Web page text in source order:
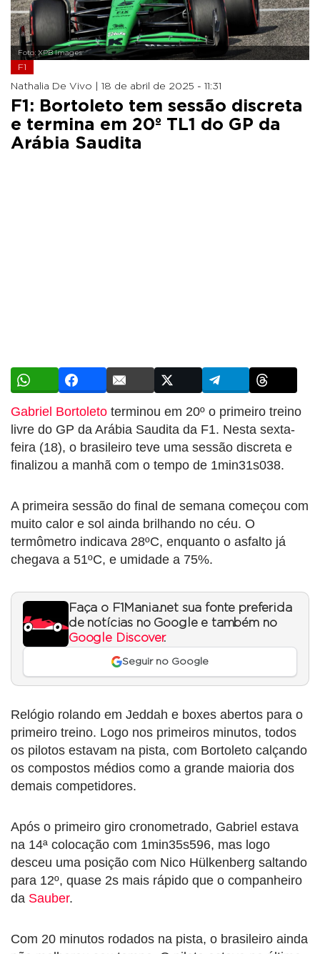
Foto: XPB Images
F1
Nathalia De Vivo | 18 de abril de 2025 - 11:31
F1: Bortoleto tem sessão discreta
e termina em 20º TL1 do GP da
Arábia Saudita
Gabriel Bortoleto terminou em 20º o primeiro treino
livre do GP da Arábia Saudita da F1. Nesta sexta-
feira (18), o brasileiro teve uma sessão discreta e
finalizou a manhã com o tempo de 1min31s038.
A primeira sessão do final de semana começou com
muito calor e sol ainda brilhando no céu. O
termômetro indicava 28ºC, enquanto o asfalto já
chegava a 51ºC, e umidade a 75%.
Faça o F1Mania.net sua fonte preferida
de notícias no Google e também no
Google Discover.
Seguir no Google
Relógio rolando em Jeddah e boxes abertos para o
primeiro treino. Logo nos primeiros minutos, todos
os pilotos estavam na pista, com Bortoleto calçando
os compostos médios como a grande maioria dos
demais competidores.
Após o primeiro giro cronometrado, Gabriel estava
na 14ª colocação com 1min35s596, mas logo
desceu uma posição com Nico Hülkenberg saltando
para 12º, quase 2s mais rápido que o companheiro
da Sauber.
Com 20 minutos rodados na pista, o brasileiro ainda